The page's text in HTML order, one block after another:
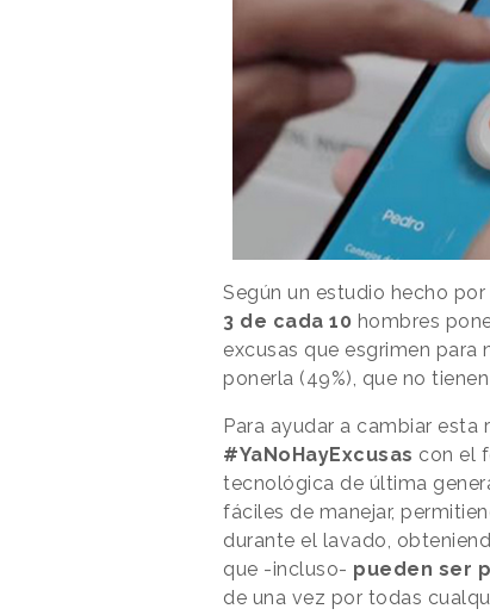
Según un estudio hecho
3 de cada 10 hombres
excusas que esgrimen para
ponerla (49%), que no
Para ayudar a cambiar
#YaNoHayExcusas con el
tecnológica de última
fáciles de manejar,
durante el lavado,
que -incluso- pueden ser
de una vez por todas